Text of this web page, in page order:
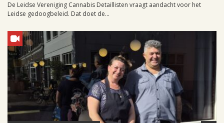
De Leidse Vereniging Cannabis Detaillisten vraagt aandacht voor het
Leidse gedoogbeleid. Dat doet de...